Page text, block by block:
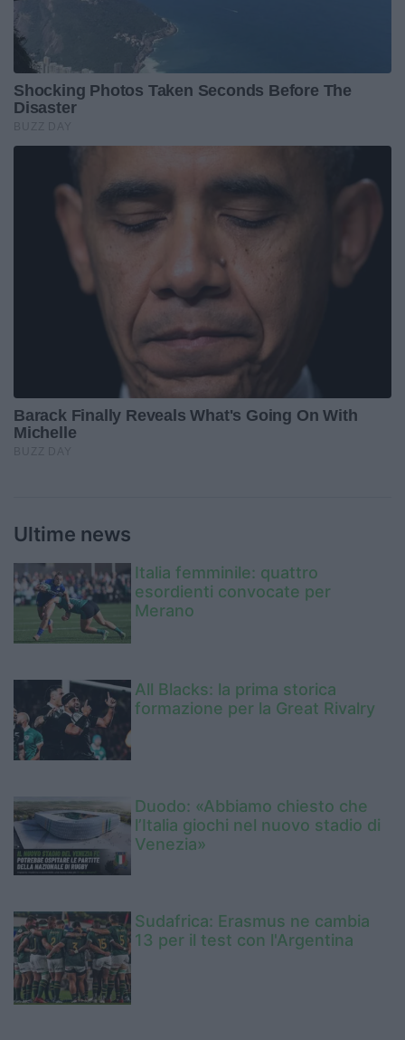
Ultime news
Italia femminile: quattro
esordienti convocate per
Merano
All Blacks: la prima storica
formazione per la Great Rivalry
Duodo: «Abbiamo chiesto che
l’Italia giochi nel nuovo stadio di
Venezia»
Sudafrica: Erasmus ne cambia
13 per il test con l'Argentina